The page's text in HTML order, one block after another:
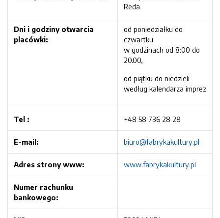
Reda
Dni i godziny otwarcia
placówki:
od poniedziałku do
czwartku
w godzinach od 8:00 do
20.00,
od piątku do niedzieli
według kalendarza imprez
Tel : +48 58 736 28 28
E-mail: biuro@fabrykakultury.pl
Adres strony www: www.fabrykakultury.pl
Numer rachunku
bankowego: